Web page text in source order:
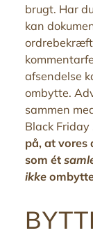
brugt. Har
kan
afsendelse
ombytte.
sammen
Black
på, at vores
som ét
ikke